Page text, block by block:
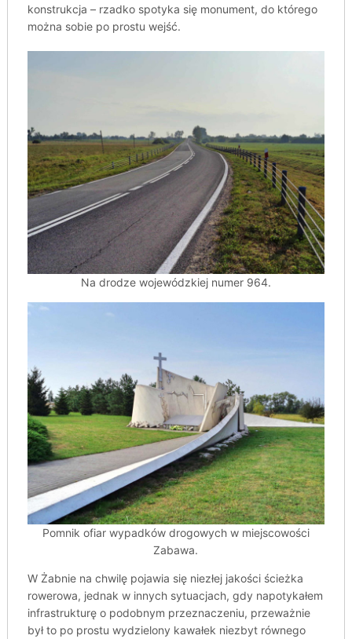
konstrukcja – rzadko spotyka się monument, do którego
można sobie po prostu wejść.
Na drodze wojewódzkiej numer 964.
Pomnik ofiar wypadków drogowych w miejscowości
Zabawa.
W Żabnie na chwilę pojawia się niezłej jakości ścieżka
rowerowa, jednak w innych sytuacjach, gdy napotykałem
infrastrukturę o podobnym przeznaczeniu, przeważnie
był to po prostu wydzielony kawałek niezbyt równego